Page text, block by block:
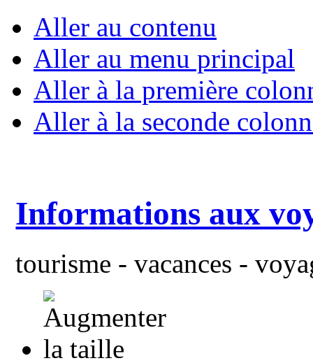
Aller au contenu
Aller au menu principal
Aller à la première
Aller à la seconde
Informations aux
tourisme - vacances -